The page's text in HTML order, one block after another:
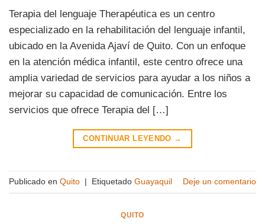
Terapia del lenguaje Therapéutica es un centro
especializado en la rehabilitación del lenguaje infantil,
ubicado en la Avenida Ajaví de Quito. Con un enfoque
en la atención médica infantil, este centro ofrece una
amplia variedad de servicios para ayudar a los niños a
mejorar su capacidad de comunicación. Entre los
servicios que ofrece Terapia del […]
CONTINUAR LEYENDO →
Publicado en Quito | Etiquetado Guayaquil Deje un comentario
QUITO